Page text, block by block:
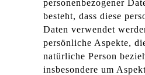
personenbezogener
besteht, dass diese
Daten verwendet
persönliche Aspekte,
natürliche Person
insbesondere um